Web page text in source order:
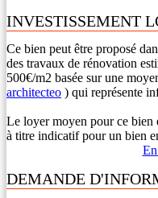
INVESTISSEMENT
Ce bien peut être proposé
des travaux de rénovation
500€/m2 basée sur une
architecteo ) qui représente
Le loyer moyen pour ce bien
à titre indicatif pour un bien
DEMANDE